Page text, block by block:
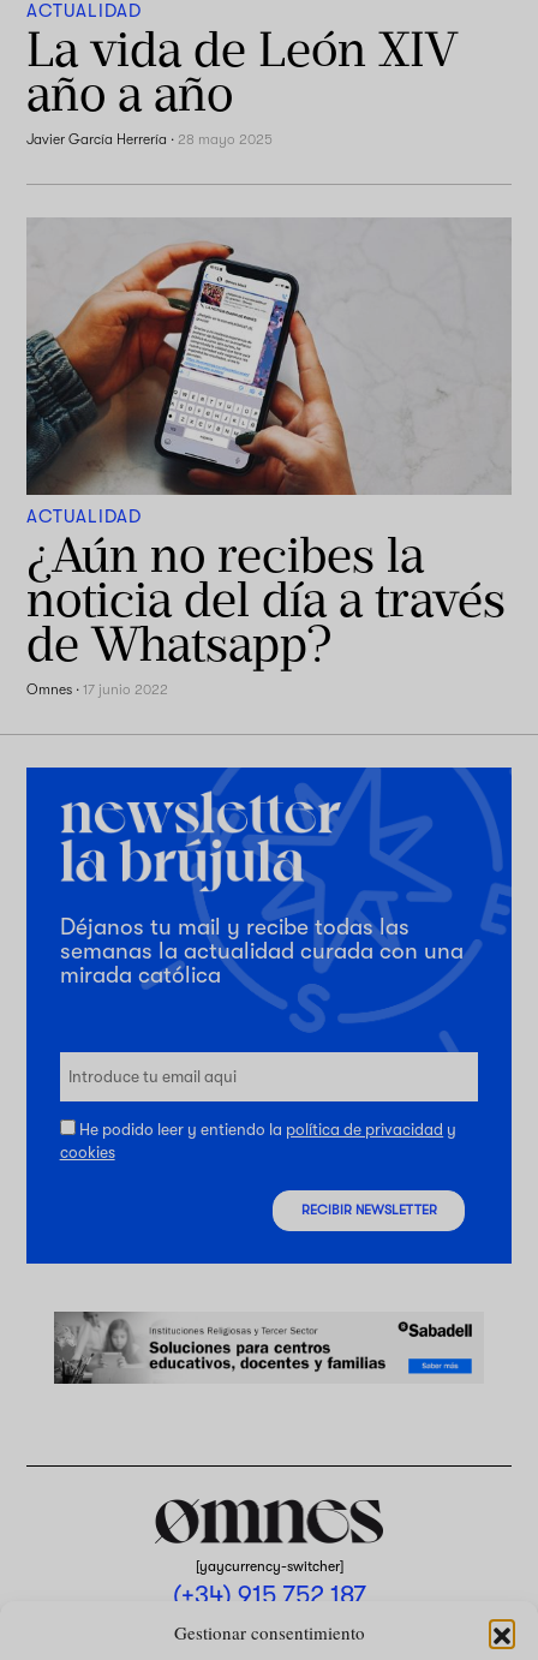
Gestionar consentimiento
ACTUALIDAD
La vida de León XIV
año a año
Javier García Herrería ·28 mayo 2025
ACTUALIDAD
¿Aún no recibes la
noticia del día a través
de Whatsapp?
Omnes ·17 junio 2022
Déjanos tu mail y recibe todas las
semanas la actualidad curada con una
mirada católica
He podido leer y entiendo la política de privacidad y
cookies
RECIBIR NEWSLETTER
[yaycurrency-switcher]
(+34) 915 752 187
omnes@omnesmag.com